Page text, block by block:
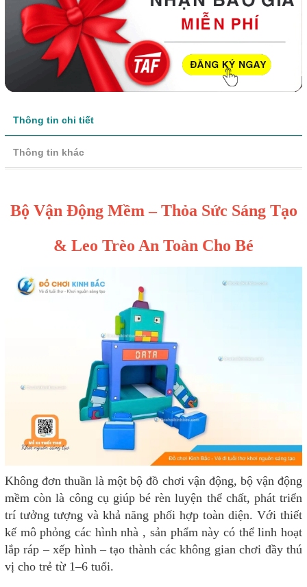
Thông tin chi tiết
Thông tin khác
Bộ Vận Động Mềm – Thỏa Sức Sáng Tạo
& Leo Trèo An Toàn Cho Bé
Không đơn thuần là một bộ đồ chơi vận động, bộ vận động
mềm còn là công cụ giúp bé rèn luyện thể chất, phát triển
trí tưởng tượng và khả năng phối hợp toàn diện. Với thiết
kế mô phỏng các hình nhà , sản phẩm này có thể linh hoạt
lắp ráp – xếp hình – tạo thành các không gian chơi đầy thú
vị cho trẻ từ 1–6 tuổi.